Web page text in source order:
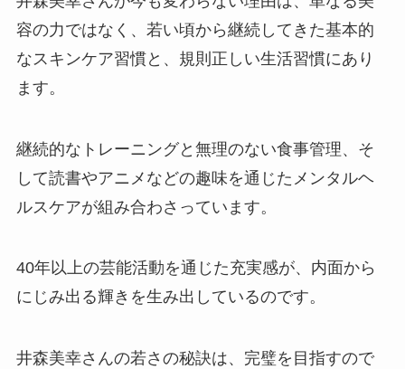
容の力ではなく、若い頃から継続してきた基本的
なスキンケア習慣と、規則正しい生活習慣にあり
ます。
継続的なトレーニングと無理のない食事管理、そ
して読書やアニメなどの趣味を通じたメンタルヘ
ルスケアが組み合わさっています。
40年以上の芸能活動を通じた充実感が、内面から
にじみ出る輝きを生み出しているのです。
井森美幸さんの若さの秘訣は、完璧を目指すので